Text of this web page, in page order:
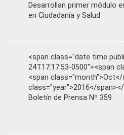
Desarrollan primer módulo
en Ciudadanía y Salud
<span class="date time
24T17:17:53-0500"><span
<span class="month">Oct</
class="year">2016</
Boletín de Prensa Nº 359